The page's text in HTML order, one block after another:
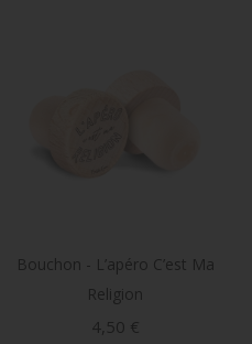
Bouchon - L’apéro C’est Ma
Religion
Prix
4,50 €